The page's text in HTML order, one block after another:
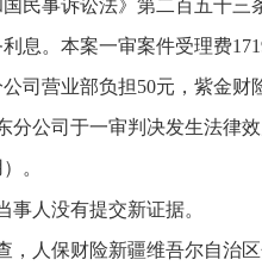
民事诉讼法》第二百五十三
息。本案一审案件受理费
司营业部负担50元，紫金财
分公司于一审判决发生法律
。
事人没有提交新证据。
，人保财险新疆维吾尔自治